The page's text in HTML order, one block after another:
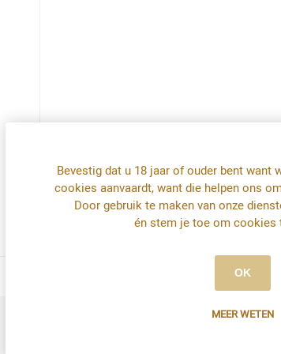
Bevestig dat u 18 jaar of ouder bent want
cookies aanvaardt, want die helpen ons
Door gebruik te maken van onze
én stem je toe om cookies
OK
MEER WETEN